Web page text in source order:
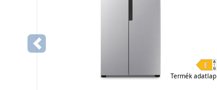
Termék adatlap